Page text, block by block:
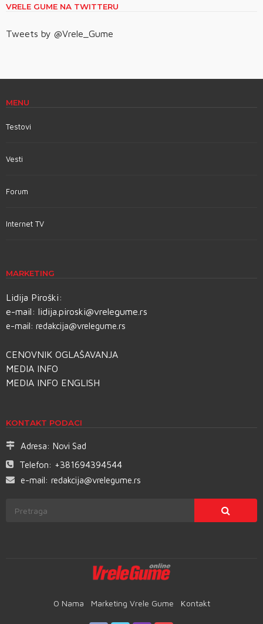
VRELE GUME NA TWITTERU
Tweets by @Vrele_Gume
MENU
Testovi
Vesti
Forum
Internet TV
MARKETING
Lidija Piroški:
e-mail: lidija.piroski@vrelegume.rs
e-mail: redakcija@vrelegume.rs
CENOVNIK OGLAŠAVANJA
MEDIA INFO
MEDIA INFO ENGLISH
KONTAKT PODACI
Adresa: Novi Sad
Telefon: +381694394544
e-mail: redakcija@vrelegume.rs
O Nama Marketing Vrele Gume Kontakt